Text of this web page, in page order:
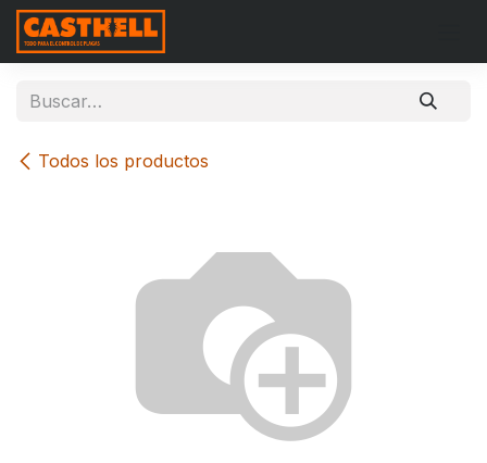
Ir al contenido
Todos los productos